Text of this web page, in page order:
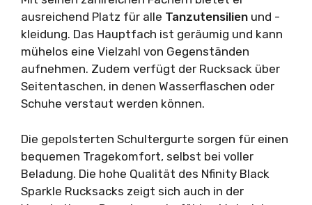
ausreichend Platz für alle Tanzutensilien und -
kleidung. Das Hauptfach ist geräumig und kann
mühelos eine Vielzahl von Gegenständen
aufnehmen. Zudem verfügt der Rucksack über
Seitentaschen, in denen Wasserflaschen oder
Schuhe verstaut werden können.
Die gepolsterten Schultergurte sorgen für einen
bequemen Tragekomfort, selbst bei voller
Beladung. Die hohe Qualität des Nfinity Black
Sparkle Rucksacks zeigt sich auch in der